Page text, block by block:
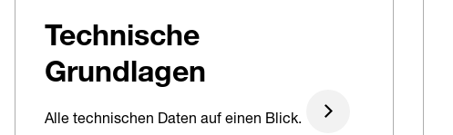
Technische
Grundlagen
Alle technischen Daten auf einen Blick.